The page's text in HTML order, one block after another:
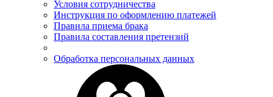
Условия сотрудничества
Инструкция по оформлению платежей
Правила приема брака
Правила составления претензий
Обработка персональных данных